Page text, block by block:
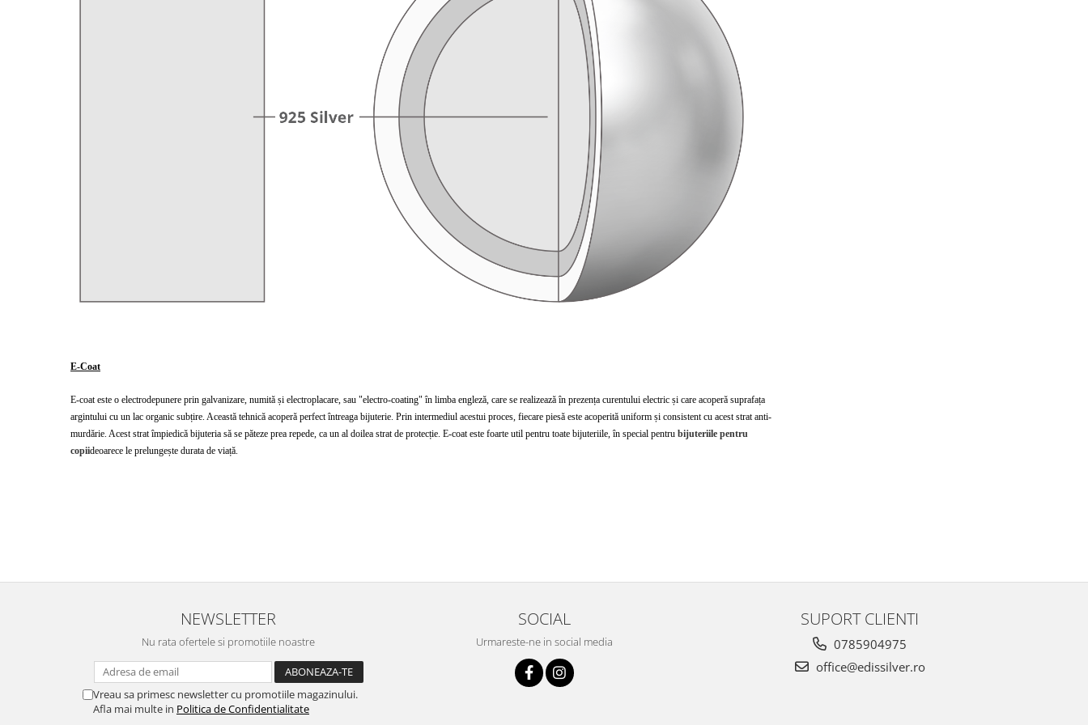
E-Coat
E-coat este o electrodepunere prin galvanizare, numită și electroplacare, sau "electro-coating" în limba engleză, care se realizează în prezența curentului electric și care acoperă suprafața
argintului cu un lac organic subțire. Această tehnică acoperă perfect întreaga bijuterie. Prin intermediul acestui proces, fiecare piesă este acoperită uniform și consistent cu acest strat anti-
murdărie. Acest strat împiedică bijuteria să se păteze prea repede, ca un al doilea strat de protecție. E-coat este foarte util pentru toate bijuteriile, în special pentru bijuteriile pentru
copiideoarece le prelungește durata de viață.
NEWSLETTER
Nu rata ofertele si promotiile noastre
Vreau sa primesc newsletter cu promotiile magazinului.
Afla mai multe in Politica de Confidentialitate
SOCIAL
Urmareste-ne in social media
SUPORT CLIENTI
0785904975
office@edissilver.ro